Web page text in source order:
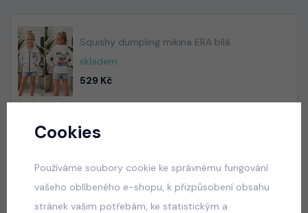
Squishy dumpling mikina ERA bílá
skladem
529 Kč
skladem
529 Kč
Cookies
Používáme soubory cookie ke správnému fungování
vašeho oblíbeného e-shopu, k přizpůsobení obsahu
stránek vašim potřebám, ke statistickým a